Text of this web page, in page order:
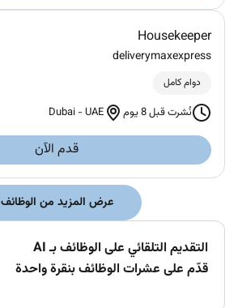
Housekeeper
deliverymaxexpress
دوام كامل
نُشرت قبل 8 يوم Dubai -UAE
قدم الآن
عرض المزيد من الوظائف
التقديم التلقائي على الوظائف بـ AI
قدّم على عشرات الوظائف بنقرة واحدة